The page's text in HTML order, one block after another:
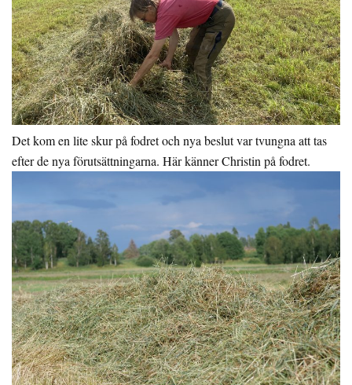
Det kom en lite skur på fodret och nya beslut var tvungna att tas
efter de nya förutsättningarna. Här känner Christin på fodret.